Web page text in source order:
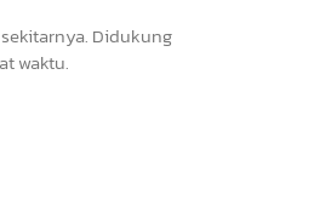
Didukung
waktu.